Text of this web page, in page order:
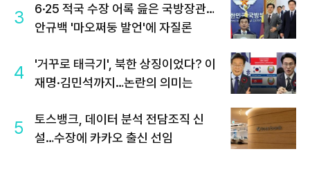
3
6·25 적국 수장 어록 읊은 국방장관…
안규백 '마오쩌둥 발언'에 자질론
4
'거꾸로 태극기', 북한 상징이었다? 이
재명·김민석까지…논란의 의미는
5
토스뱅크, 데이터 분석 전담조직 신
설…수장에 카카오 출신 선임